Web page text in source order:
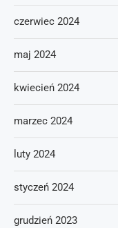
czerwiec 2024
maj 2024
kwiecień 2024
marzec 2024
luty 2024
styczeń 2024
grudzień 2023